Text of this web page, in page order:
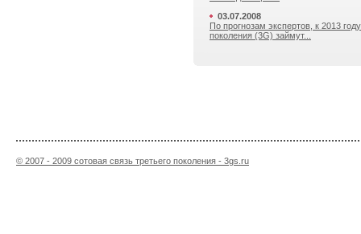
03.07.2008
По прогнозам экспертов, к 2013
поколения (3G) займут...
© 2007 - 2009 сотовая связь третьего поколения - 3gs.ru